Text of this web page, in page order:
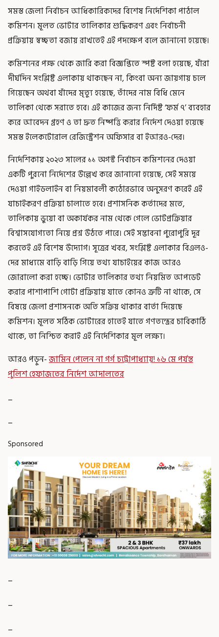
সমস্ত জেলা নির্বাচন আধিকারিকদের বিশেষ নির্দেশিকা পাঠাল
কমিশন। মূলত ভোটার তালিকার শুদ্ধিকরণ এবং নির্বাচনী
প্রক্রিয়ায় স্বচ্ছতা বজায় রাখতেই এই পদক্ষেপ বলে জানানো হয়েছে।
কমিশনের পক্ষ থেকে জারি করা বিজ্ঞপ্তিতে স্পষ্ট বলা হয়েছে, যাঁরা
দীর্ঘদিন সংশ্লিষ্ট এলাকায় থাকছেন না, কিংবা অন্য জায়গায় চলে
গিয়েছেন অথবা যাঁদের মৃত্যু হয়েছে, তাঁদের নাম বিধি মেনে
তালিকা থেকে সরাতে হবে। এই কাজের জন্য নির্দিষ্ট ‘ফর্ম ৭’ ব্যবহার
করে আবেদন গ্রহণ ও তা দ্রুত নিষ্পত্তি করার নির্দেশ দেওয়া হয়েছে
সমস্ত ইলেকটোরাল রেজিস্ট্রেশন অফিসার বা ইআরও-দের।
নির্দেশিকায় ২০২৩ সালের ১১ অগস্ট নির্বাচন কমিশনের দেওয়া
একটি পুরনো নির্দেশের উল্লেখ করে জানানো হয়েছে, সেই সময়ে
দেওয়া গাইডলাইন বা নিয়মাবলী কঠোরভাবে অনুসরণ করেই এই
যাচাইকরণ প্রক্রিয়া চালাতে হবে। প্রশাসনিক কর্তাদের মতে,
তালিকায় ভুয়ো বা অকার্যকর নাম থেকে গেলে ভোটপ্রক্রিয়ার
বিশ্বাসযোগ্যতা নিয়ে প্রশ্ন উঠতে পারে। সেই সম্ভাবনা পুরোপুরি দূর
করতেই এই বিশেষ উদ্যোগ। সূত্রের খবর, সংশ্লিষ্ট এলাকার বিএলও-
দের মাধ্যমে বাড়ি বাড়ি গিয়ে তথ্য যাচাইয়ের কাজ আরও
জোরালো করা হচ্ছে। ভোটার তালিকার তথ্য নিয়মিত আপডেট
করার পাশাপাশি গোটা প্রক্রিয়ায় যাতে কোনও ত্রুটি না থাকে, সে
বিষয়ে জেলা প্রশাসনকে অতি সক্রিয় থাকার বার্তা দিয়েছে
কমিশন। মূলত সঠিক ভোটারের হাতেই যাতে গণতন্ত্রের চাবিকাঠি
থাকে, তা নিশ্চিত করাই এই নির্দেশিকার মূল লক্ষ্য।
আরও পড়ুন-জামিন পেলেন না গর্গ চট্টোপাধ্যায়! ১৬ মে পর্যন্ত
পুলিশ হেফাজতের নির্দেশ আদালতের
_
_
Sponsored
_
_
_